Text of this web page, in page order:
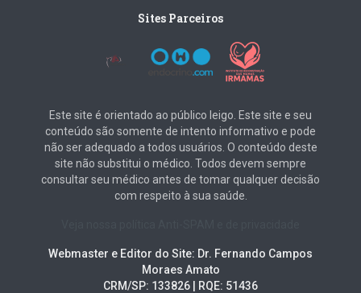
Sites Parceiros
Este site é orientado ao público leigo. Este site e seu
conteúdo são somente de intento informativo e pode
não ser adequado a todos usuários. O conteúdo deste
site não substitui o médico. Todos devem sempre
consultar seu médico antes de tomar qualquer decisão
com respeito à sua saúde.
Webmaster e Editor do Site: Dr. Fernando Campos
Moraes Amato
CRM/SP: 133826 | RQE: 51436